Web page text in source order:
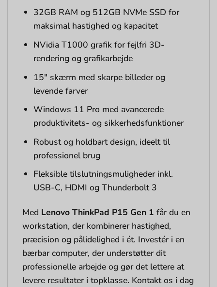
32GB RAM og 512GB NVMe SSD for
maksimal hastighed og kapacitet
NVidia T1000 grafik for fejlfri 3D-
rendering og grafikarbejde
15″ skærm med skarpe billeder og
levende farver
Windows 11 Pro med avancerede
produktivitets- og sikkerhedsfunktioner
Robust og holdbart design, ideelt til
professionel brug
Fleksible tilslutningsmuligheder inkl.
USB-C, HDMI og Thunderbolt 3
Med Lenovo ThinkPad P15 Gen 1 får du en
workstation, der kombinerer hastighed,
præcision og pålidelighed i ét. Investér i en
bærbar computer, der understøtter dit
professionelle arbejde og gør det lettere at
levere resultater i topklasse. Kontakt os i dag